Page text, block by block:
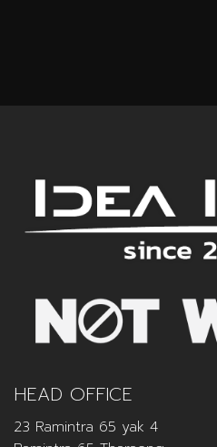
HEAD OFFICE
23 Ramintra 65 yak 4